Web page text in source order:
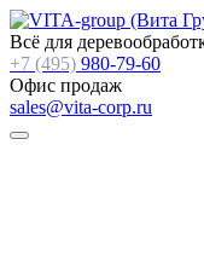
Всё для
+7 (495) 980-79-60
Офис продаж
sales@vita-corp.ru